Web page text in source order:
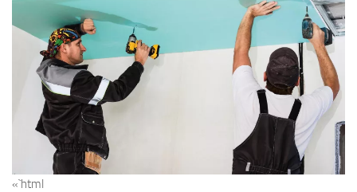
«`html